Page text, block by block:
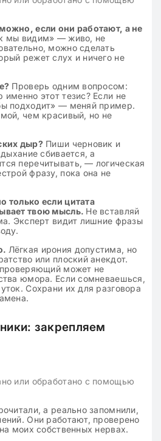
если они работают, а не
мы видим» — живо, не
можно сделать
режет слух и ничего не
Проверь одним вопросом:
этот тезис? Если не
подходит» — меняй пример.
чем красивый, но не
дыр? Пиши черновик и
сбивается, а
перечитывать, — логическая
фразу, пока она не
только если цитата
твою мысль. Не вставляй
Эксперт видит лишние фразы
Лёгкая ирония допустима, но
или плоский анекдот.
может не
юмора. Если сомневаешься,
Сохрани их для разговора
закрепляем
или обработано с помощью
а реально запомнили,
Они работают, проверено
моих собственных нервах.